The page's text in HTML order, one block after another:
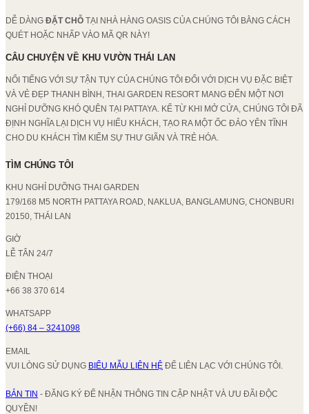
DỄ DÀNG ĐẶT CHỖ TẠI NHÀ HÀNG OASIS CỦA CHÚNG TÔI BẰNG CÁCH
QUÉT HOẶC NHẤP VÀO MÃ QR NÀY!
CÂU CHUYỆN VỀ KHU VƯỜN THÁI LAN
NỔI TIẾNG VỚI SỰ TẬN TỤY CỦA CHÚNG TÔI ĐỐI VỚI DỊCH VỤ ĐẶC BIỆT
VÀ VẺ ĐẸP THANH BÌNH, THAI GARDEN RESORT MANG ĐẾN MỘT NƠI
NGHỈ DƯỠNG KHÓ QUÊN TẠI PATTAYA. KỂ TỪ KHI MỞ CỬA, CHÚNG TÔI ĐÃ
ĐỊNH NGHĨA LẠI DỊCH VỤ HIẾU KHÁCH, TẠO RA MỘT ỐC ĐẢO YÊN TĨNH
CHO DU KHÁCH TÌM KIẾM SỰ THƯ GIÃN VÀ TRẺ HÓA.
TÌM CHÚNG TÔI
KHU NGHỈ DƯỠNG THAI GARDEN
179/168 M5 NORTH PATTAYA ROAD, NAKLUA, BANGLAMUNG, CHONBURI
20150, THÁI LAN
GIỜ
LỄ TÂN 24/7
ĐIỆN THOẠI
+66 38 370 614
WHATSAPP
(+66) 84 – 3241098
EMAIL
VUI LÒNG SỬ DỤNG BIỂU MẪU LIÊN HỆ ĐỂ LIÊN LẠC VỚI CHÚNG TÔI.
BẢN TIN - ĐĂNG KÝ ĐỂ NHẬN THÔNG TIN CẬP NHẬT VÀ ƯU ĐÃI ĐỘC
QUYỀN!